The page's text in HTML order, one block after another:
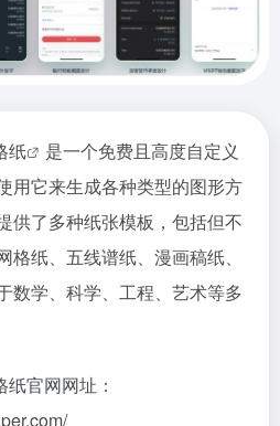
纸
是一个免费且高度自定义
用它来生成各种类型的图形方
供了多种纸张模板，包括但不
纸、五线谱纸、漫画稿纸、
数学、科学、工程、艺术等多
官网网址：